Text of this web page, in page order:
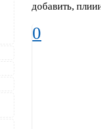
добавить,
0